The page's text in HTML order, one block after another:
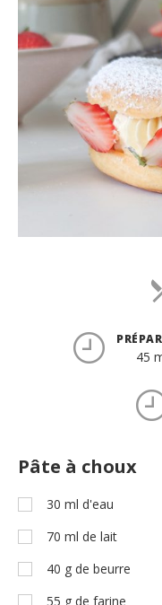
45
Pâte à choux
30 ml d'eau
70 ml de lait
40 g de beurre
55 g de farine